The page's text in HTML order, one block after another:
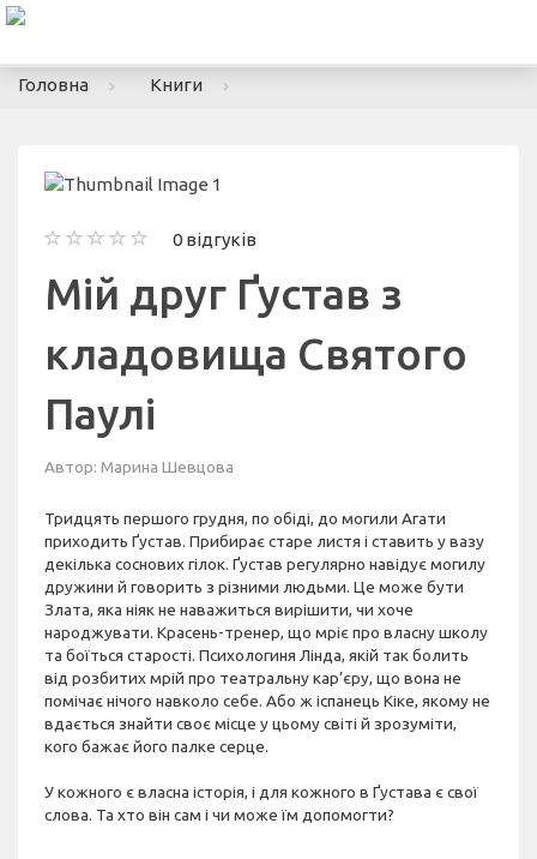
Головна
Книги
0 відгуків
Мій друг Ґустав з
кладовища Святого
Паулі
Автор: Марина Шевцова
Тридцять першого грудня, по обіді, до могили Агати
приходить Ґустав. Прибирає старе листя і ставить у вазу
декілька соснових гілок. Ґустав регулярно навідує могилу
дружини й говорить з різними людьми. Це може бути
Злата, яка ніяк не наважиться вирішити, чи хоче
народжувати. Красень-тренер, що мріє про власну школу
та боїться старості. Психологиня Лінда, якій так болить
від розбитих мрій про театральну кар’єру, що вона не
помічає нічого навколо себе. Або ж іспанець Кіке, якому не
вдається знайти своє місце у цьому світі й зрозуміти,
кого бажає його палке серце.
У кожного є власна історія, і для кожного в Ґустава є свої
слова. Та хто він сам і чи може їм допомогти?